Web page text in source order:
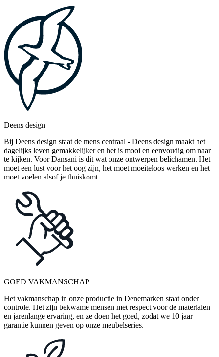
Deens design
Bij Deens design staat de mens centraal - Deens design maakt het
dagelijks leven gemakkelijker en het is mooi en eenvoudig om naar
te kijken. Voor Dansani is dit wat onze ontwerpen belichamen. Het
moet een lust voor het oog zijn, het moet moeiteloos werken en het
moet voelen alsof je thuiskomt.
GOED VAKMANSCHAP
Het vakmanschap in onze productie in Denemarken staat onder
controle. Het zijn bekwame mensen met respect voor de materialen
en jarenlange ervaring, en ze doen het goed, zodat we 10 jaar
garantie kunnen geven op onze meubelseries.